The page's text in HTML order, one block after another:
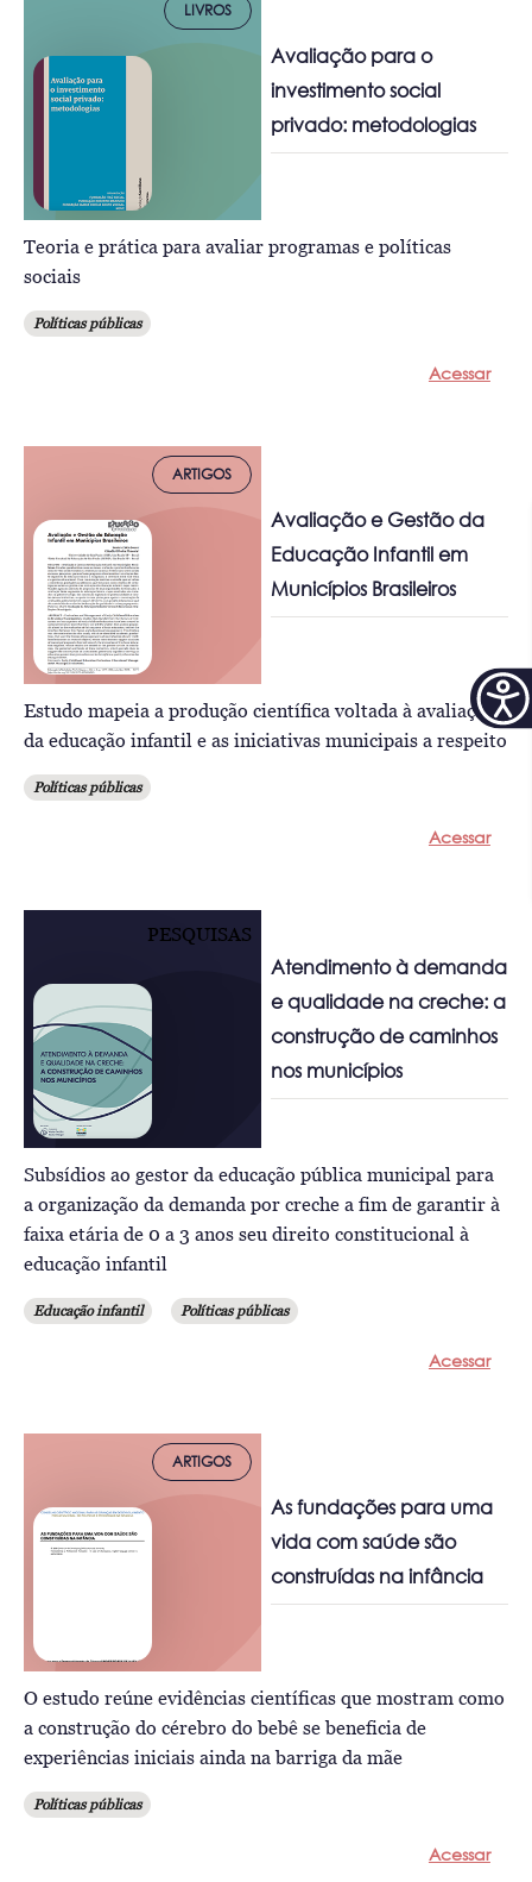
LIVROS
Avaliação para o
investimento social
privado: metodologias
Teoria e prática para avaliar programas e políticas
sociais
Políticas públicas
Acessar
ARTIGOS
Avaliação e Gestão da
Educação Infantil em
Municípios Brasileiros
Estudo mapeia a produção científica voltada à avaliação
da educação infantil e as iniciativas municipais a respeito
Políticas públicas
Acessar
PESQUISAS
Atendimento à demanda
e qualidade na creche: a
construção de caminhos
nos municípios
Subsídios ao gestor da educação pública municipal para
a organização da demanda por creche a fim de garantir à
faixa etária de 0 a 3 anos seu direito constitucional à
educação infantil
Educação infantil Políticas públicas
Acessar
ARTIGOS
As fundações para uma
vida com saúde são
construídas na infância
O estudo reúne evidências científicas que mostram como
a construção do cérebro do bebê se beneficia de
experiências iniciais ainda na barriga da mãe
Políticas públicas
Acessar